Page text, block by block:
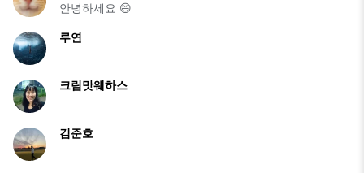
안녕하세요 😄
루연
크림맛웨하스
김준호